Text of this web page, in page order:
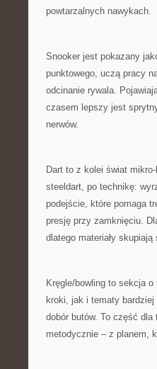
powtarzalnych nawykach.
Snooker jest pokazany
punktowego, uczą pracy
odcinanie rywala.
czasem lepszy jest
nerwów.
Dart to z kolei świat
steeldart, po technikę:
podejście, które pomaga
presję przy zamknięciu.
dlatego materiały
Kręgle/bowling to sekcja
kroki, jak i tematy bardziej
dobór butów. To część
metodycznie – z planem,